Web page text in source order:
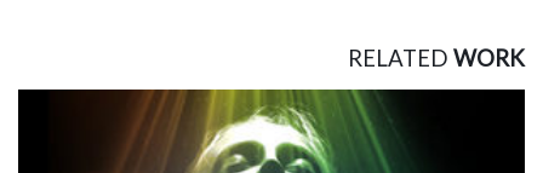
RELATED WORK